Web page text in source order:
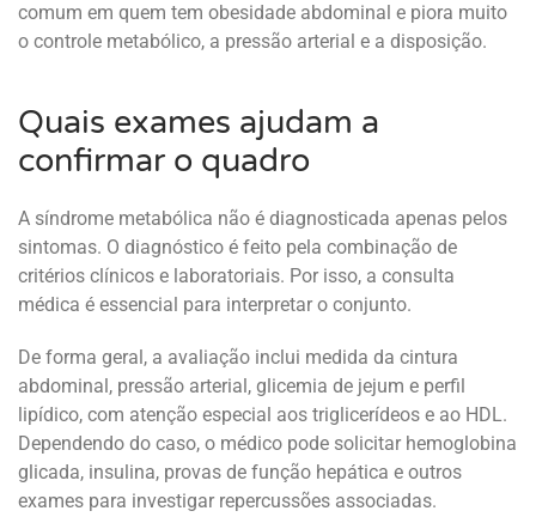
comum em quem tem obesidade abdominal e piora muito
o controle metabólico, a pressão arterial e a disposição.
Quais exames ajudam a
confirmar o quadro
A síndrome metabólica não é diagnosticada apenas pelos
sintomas. O diagnóstico é feito pela combinação de
critérios clínicos e laboratoriais. Por isso, a consulta
médica é essencial para interpretar o conjunto.
De forma geral, a avaliação inclui medida da cintura
abdominal, pressão arterial, glicemia de jejum e perfil
lipídico, com atenção especial aos triglicerídeos e ao HDL.
Dependendo do caso, o médico pode solicitar hemoglobina
glicada, insulina, provas de função hepática e outros
exames para investigar repercussões associadas.